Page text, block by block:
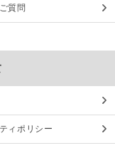
質問
ィポリシー